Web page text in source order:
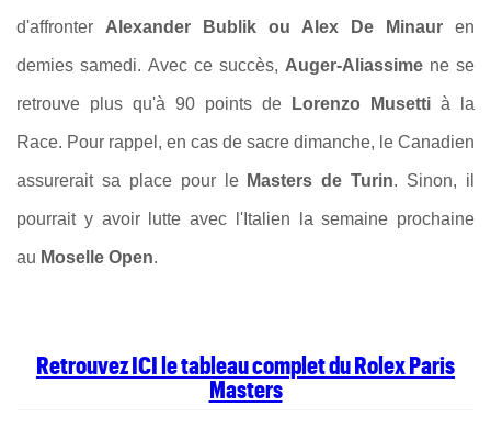
d'affronter Alexander Bublik ou Alex De Minaur en
demies samedi. Avec ce succès, Auger-Aliassime ne se
retrouve plus qu'à 90 points de Lorenzo Musetti à la
Race. Pour rappel, en cas de sacre dimanche, le Canadien
assurerait sa place pour le Masters de Turin. Sinon, il
pourrait y avoir lutte avec l'Italien la semaine prochaine
au Moselle Open.
Retrouvez ICI le tableau complet du Rolex Paris
Masters